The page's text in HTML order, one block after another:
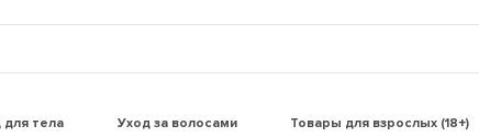
для тела Уход за волосами Товары для взрослых (18+)